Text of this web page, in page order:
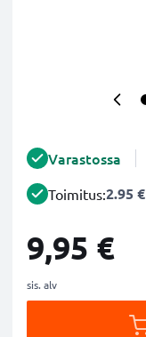
Varastossa
Toimitus:2.95 €
9,95 €
sis. alv